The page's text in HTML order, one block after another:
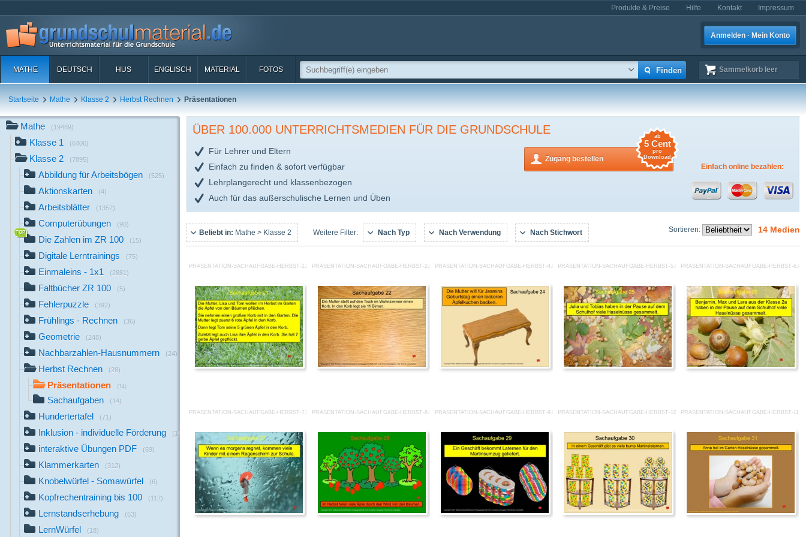
Produkte & Preise Hilfe Kontakt Impressum
Anmelden · Mein Konto
MATHE DEUTSCH HUS ENGLISCH MATERIAL FOTOS Sammelkorb leer
Startseite Mathe Klasse 2 Herbst Rechnen Präsentationen
Mathe (19489)
Klasse 1 (6406)
Klasse 2 (7895)
Abbildung für Arbeitsbögen (525)
Aktionskarten (4)
Arbeitsblätter (1352)
Computerübungen (90)
Die Zahlen im ZR 100 (15)
Digitale Lerntrainings (75)
Einmaleins - 1x1 (2881)
Faltbücher ZR 100 (5)
Fehlerpuzzle (392)
Frühlings - Rechnen (36)
Geometrie (248)
Nachbarzahlen-Hausnummern (24)
Herbst Rechnen (28)
Präsentationen (14)
Sachaufgaben (14)
Hundertertafel (71)
Inklusion - individuelle Förderung (13)
interaktive Übungen PDF (69)
Klammerkarten (312)
Knobelwürfel - Somawürfel (6)
Kopfrechentraining bis 100 (112)
Lernstandserhebung (63)
LernWürfel (18)
ÜBER 100.000 UNTERRICHTSMEDIEN FÜR DIE GRUNDSCHULE
Für Lehrer und Eltern
Einfach zu finden & sofort verfügbar
Lehrplangerecht und klassenbezogen
Auch für das außerschulische Lernen und Üben
Zugang bestellen
ab
5 Cent
pro
Download
Einfach online bezahlen:
Sortieren: 14 Medien
Beliebt in: Mathe > Klasse 2 Weitere Filter: Nach Typ Nach Verwendung Nach Stichwort
PRÄSENTATION-SACHAUFGABE-HERBST-1.PDFPRÄSENTATION-SACHAUFGABE-HERBST-2.PDFPRÄSENTATION-SACHAUFGABE-HERBST-4.PDFPRÄSENTATION-SACHAUFGABE-HERBST-5.PDFPRÄSENTATION-SACHAUFGABE-HERBST-
PRÄSENTATION-SACHAUFGABE-HERBST-7.PDFPRÄSENTATION-SACHAUFGABE-HERBST-8.PDFPRÄSENTATION-SACHAUFGABE-HERBST-9.PDFPRÄSENTATION-SACHAUFGABE-HERBST-10.PDFPRÄSENTATION-SACHAUFGABE-HERBST-